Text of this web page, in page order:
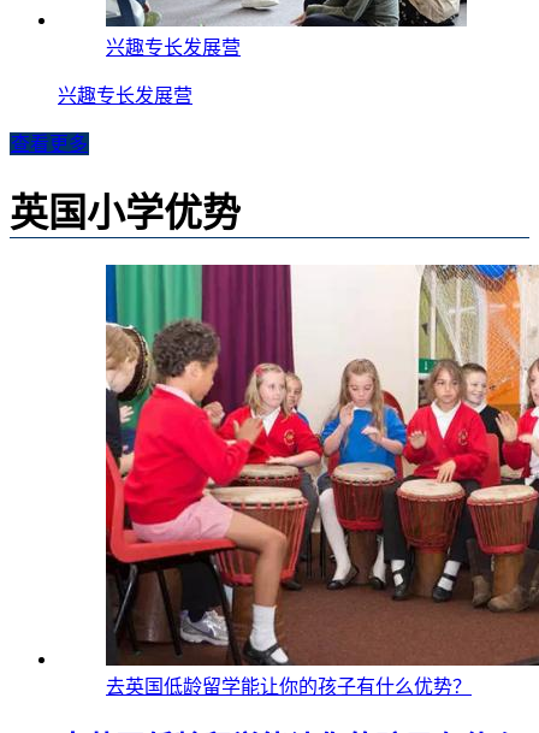
兴趣专长发展营
兴趣专长发展营
查看更多
英国小学优势
去英国低龄留学能让你的孩子有什么优势？